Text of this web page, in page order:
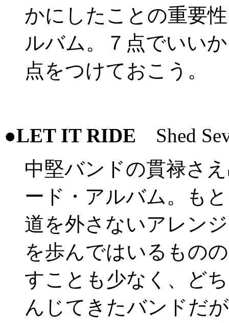
かにしたことの重要
ルバム。７点でいい
点をつけておこう。
●LET IT RIDE Shed
中堅バンドの貫禄さ
ード・アルバム。も
道を外さないアレン
を歩んではいるもの
すことも少なく、ど
んじてきたバンドだ